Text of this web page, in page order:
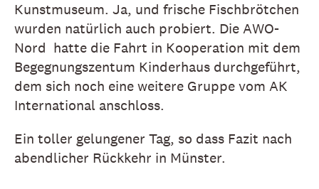
Kunstmuseum. Ja, und frische Fischbrötchen
wurden natürlich auch probiert. Die AWO-
Nord hatte die Fahrt in Kooperation mit dem
Begegnungszentum Kinderhaus durchgeführt,
dem sich noch eine weitere Gruppe vom AK
International anschloss.
Ein toller gelungener Tag, so dass Fazit nach
abendlicher Rückkehr in Münster.